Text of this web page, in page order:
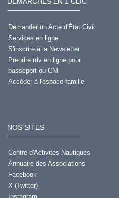
DÉMARCHES EN 1 CLIC
Demander un Acte d'État Civil
Services en ligne
S'inscrire à la Newsletter
Prendre rdv en ligne pour
passeport ou CNI
Accéder à l'espace famille
NOS SITES
Centre d'Activités Nautiques
Annuaire des Associations
Facebook
X (Twitter)
Instagram